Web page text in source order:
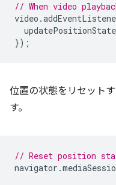
// When video
video .
updatePositionState
});
位置の状態をリセットす
す。
// Reset position
navigator .